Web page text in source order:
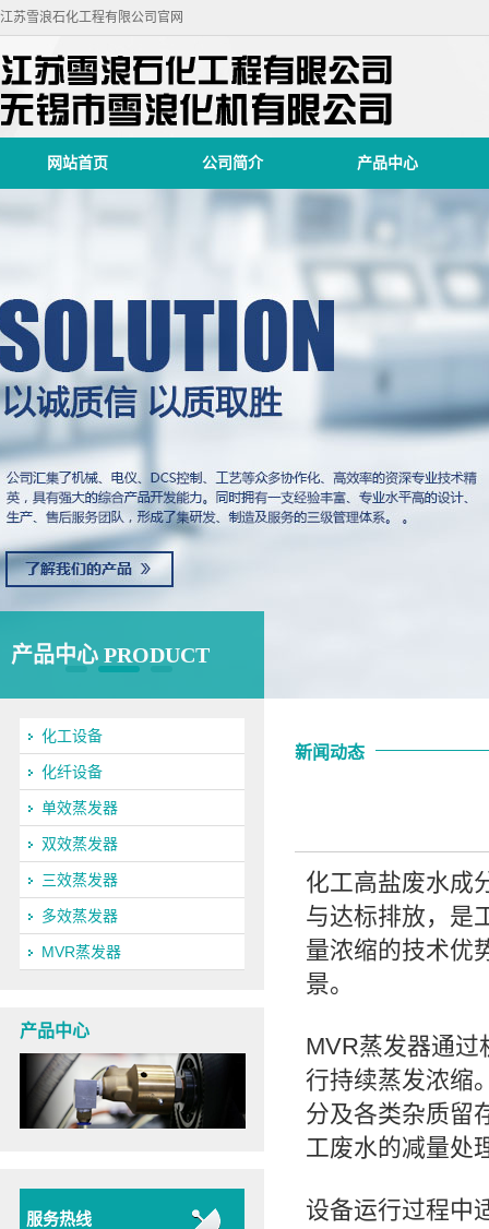
江苏雪浪石化工程有限公司官网
网站首页 公司简介 产品中心
产品中心 PRODUCT
化工设备
化纤设备
单效蒸发器
双效蒸发器
三效蒸发器
多效蒸发器
MVR蒸发器
产品中心
服务热线
新闻动态
化工高盐废水成
与达标排放，是
量浓缩的技术优
景。
MVR蒸发器通过
行持续蒸发浓缩
分及各类杂质留
工废水的减量处
设备运行过程中